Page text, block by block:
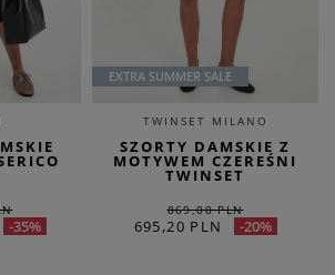
-35%
EXTRA SUMMER SALE
TWINSET MILANO
SZORTY DAMSKIE Z
MOTYWEM CZEREŚNI
TWINSET
869,00 PLN
695,20 PLN -20%